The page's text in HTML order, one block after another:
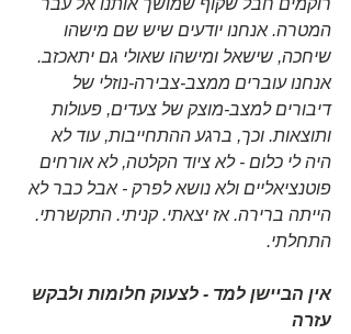
רוקמים חבל שקוף שמושך אותנו אל עבר
המטרה. אנחנו יודעים שיש שם מישהו
שיחכה, שישאל ומישהו שאולי גם יתאכזב.
אנחנו עוברים ממצב-צבירה-נוזלי של
דיבורים למצב-מוצק של צעדים, פעולות
ותוצאות. וכך, ברגע ההתחייבות, עוד לא
היה לי כלום - לא ציוד הקלטה, לא אורחים
פוטנציאליים ולא נושא לפרק - אבל כבר לא
הייתה ברירה. אז יצאתי. קניתי. התקשרתי.
התחלתי.
אין הביישן למד - לצעוק חלומות ולבקש
עזרה